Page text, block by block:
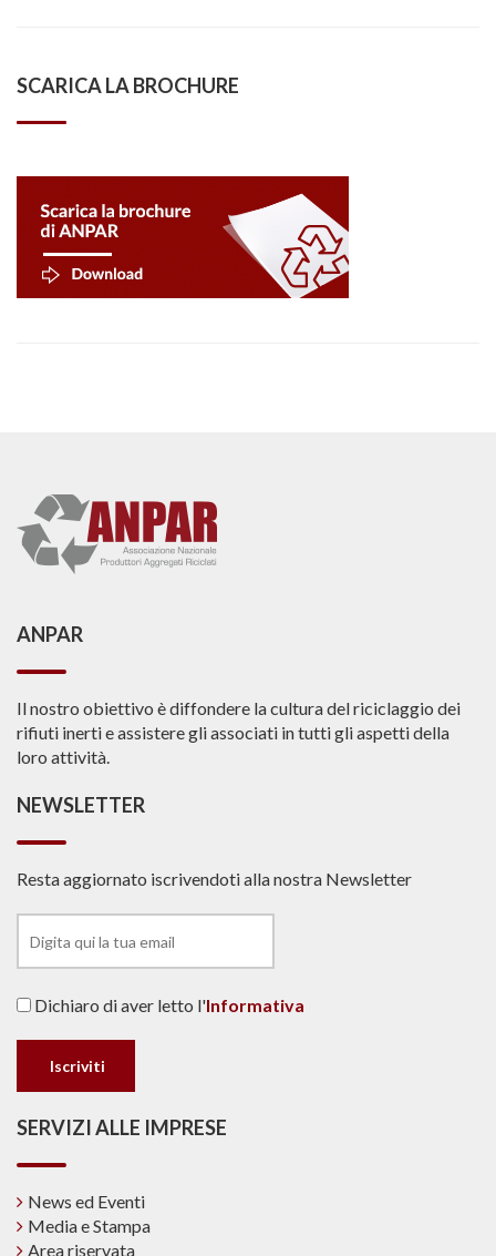
SCARICA LA BROCHURE
ANPAR
Il nostro obiettivo è diffondere la cultura del riciclaggio dei
rifiuti inerti e assistere gli associati in tutti gli aspetti della
loro attività.
NEWSLETTER
Resta aggiornato iscrivendoti alla nostra Newsletter
Dichiaro di aver letto l'Informativa
SERVIZI ALLE IMPRESE
News ed Eventi
Media e Stampa
Area riservata